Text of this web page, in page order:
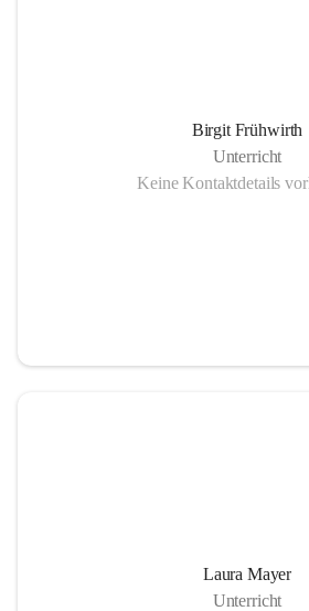
Birgit Frühwirth
Unterricht
Keine Kontaktdetails
Laura Mayer
Unterricht